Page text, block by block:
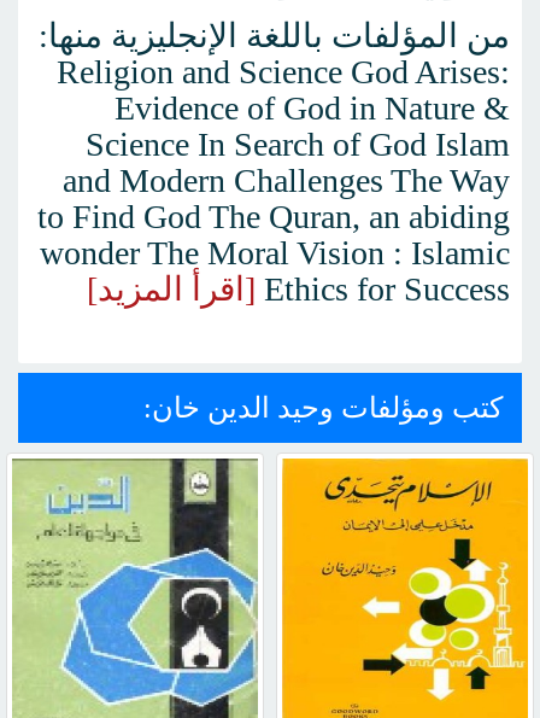
من المؤلفات باللغة الإنجليزية منها:
Religion and Science God Arises:
Evidence of God in Nature &
Science In Search of God Islam
and Modern Challenges The Way
to Find God The Quran, an abiding
wonder The Moral Vision : Islamic
Ethics for Success [اقرأ المزيد]
كتب ومؤلفات وحيد الدين خان: